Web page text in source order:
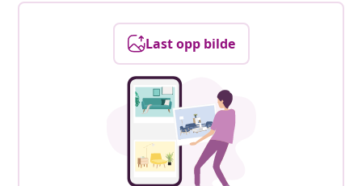
Last opp bilde